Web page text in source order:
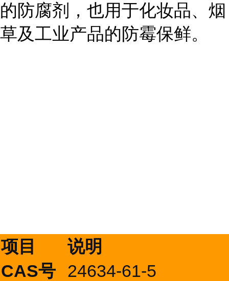
的防腐剂，也用于化妆品、烟
草及工业产品的防霉保鲜。
项目
说明
CAS号
24634-61-5